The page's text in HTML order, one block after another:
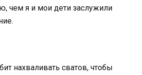
чем я и мои дети заслужили
нахваливать сватов, чтобы